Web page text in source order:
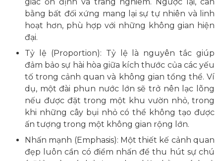
giác ổn định và trang nghiêm. Ngược lại, cân
bằng bất đối xứng mang lại sự tự nhiên và linh
hoạt hơn, phù hợp với những không gian hiện
đại.
Tỷ lệ (Proportion): Tỷ lệ là nguyên tắc giúp
đảm bảo sự hài hòa giữa kích thước của các yếu
tố trong cảnh quan và không gian tổng thể. Ví
dụ, một đài phun nước lớn sẽ trở nên lạc lõng
nếu được đặt trong một khu vườn nhỏ, trong
khi những cây bụi nhỏ có thể không tạo được
ấn tượng trong một không gian rộng lớn.
Nhấn mạnh (Emphasis): Một thiết kế cảnh quan
đẹp luôn cần có điểm nhấn để thu hút sự chú